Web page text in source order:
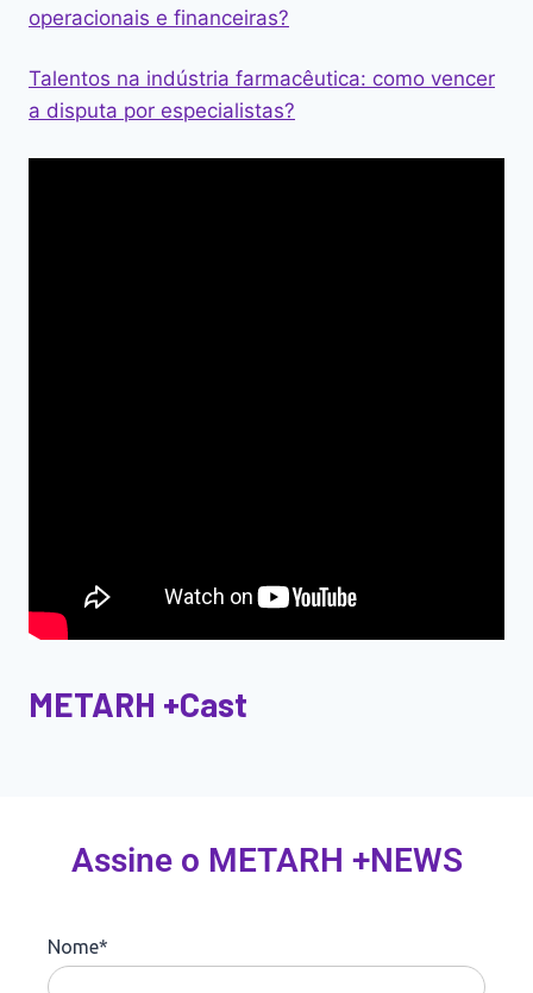
operacionais e financeiras?
Talentos na indústria farmacêutica: como vencer
a disputa por especialistas?
METARH +Cast
Assine o METARH +NEWS
Nome*